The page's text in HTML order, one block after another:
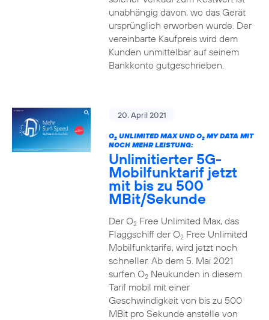
unabhängig davon, wo das Gerät
ursprünglich erworben wurde. Der
vereinbarte Kaufpreis wird dem
Kunden unmittelbar auf seinem
Bankkonto gutgeschrieben.
20. April 2021
O2UNLIMITED MAX UND O2MY DATA MIT
NOCH MEHR LEISTUNG:
Unlimitierter 5G-
Mobilfunktarif jetzt
mit bis zu 500
MBit/Sekunde
Der O2Free Unlimited Max, das
Flaggschiff der O2Free Unlimited
Mobilfunktarife, wird jetzt noch
schneller. Ab dem 5. Mai 2021
surfen O2Neukunden in diesem
Tarif mobil mit einer
Geschwindigkeit von bis zu 500
MBit pro Sekunde anstelle von